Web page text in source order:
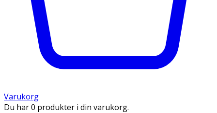
Varukorg
Du har 0 produkter i din varukorg.